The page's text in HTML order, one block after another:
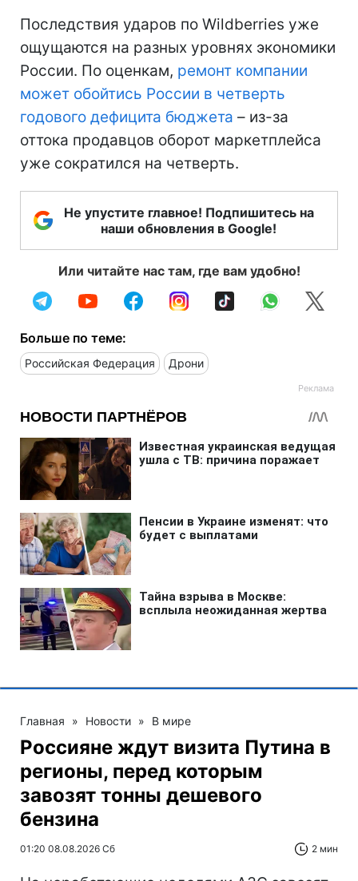
Последствия ударов по Wildberries уже
ощущаются на разных уровнях экономики
России. По оценкам, ремонт компании
может обойтись России в четверть
годового дефицита бюджета – из-за
оттока продавцов оборот маркетплейса
уже сократился на четверть.
Не упустите главное! Подпишитесь на
наши обновления в Google!
Или читайте нас там, где вам удобно!
Больше по теме:
Российская Федерация Дрони
Главная » Новости » В мире
Россияне ждут визита Путина в
регионы, перед которым
завозят тонны дешевого
бензина
01:20 08.08.2026 Сб 2 мин